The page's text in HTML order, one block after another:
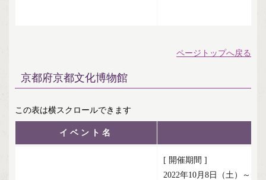
ページトップへ戻る
京都府京都文化博物館
イベント名
[ 開催期間 ]
2022年10月8日（土）～12